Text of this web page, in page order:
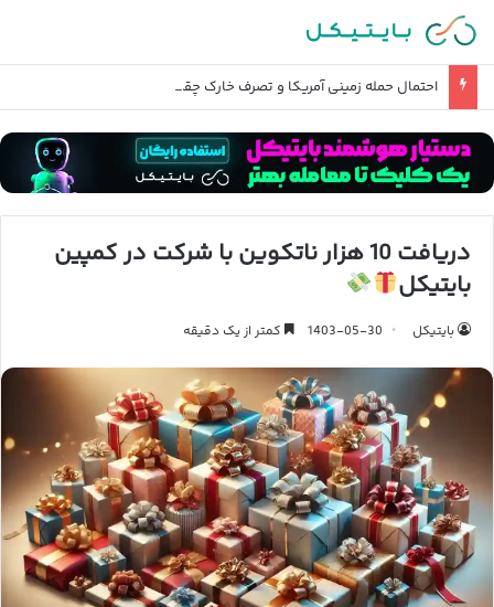
احتمال حمله زمینی آمریکا و تصرف خارک چقدر است؟
دریافت 10 هزار ناتکوین با شرکت در کمپین
بایتیکل
بایتیکل 1403-05-30 کمتر از یک دقیقه